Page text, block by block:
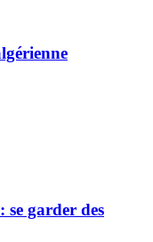
se garder des